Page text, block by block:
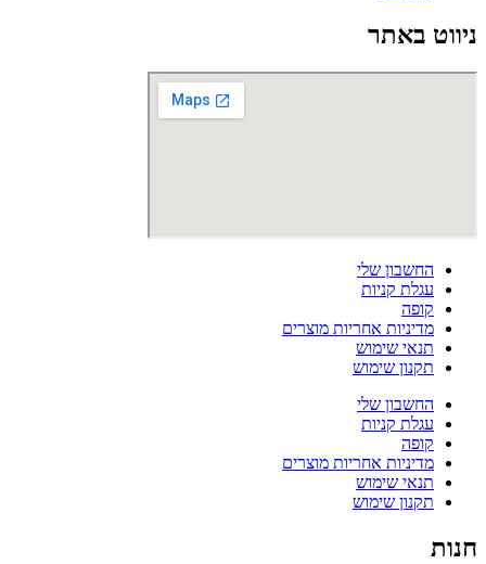
ניווט באתר
החשבון שלי
עגלת קניות
קופה
מדיניות אחריות מוצרים
תנאי שימוש
תקנון שימוש
החשבון שלי
עגלת קניות
קופה
מדיניות אחריות מוצרים
תנאי שימוש
תקנון שימוש
חנות